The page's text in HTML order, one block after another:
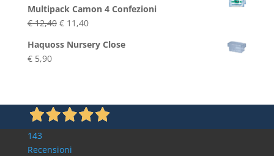
da
€ 2,90
a
Multipack Camon 4 Confezioni
€12,40 Il
originale
€11,40Il
attuale
Haquoss Nursery Close
€5,90
143
Recensioni